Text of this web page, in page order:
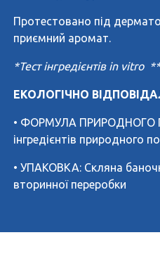
Протестовано під
приємний аромат.
*Тест інгредієнтів in vitro
ЕКОЛОГІЧНО
• ФОРМУЛА ПРИРОДНОГО
інгредієнтів природного
• УПАКОВКА: Скляна
вторинної переробки